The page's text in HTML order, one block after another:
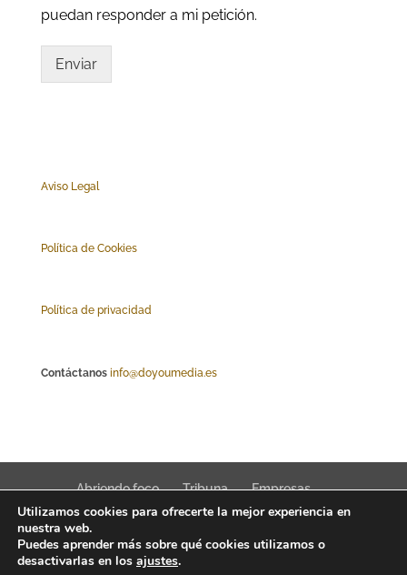
puedan responder a mi petición.
Enviar
Aviso Legal
Política de Cookies
Política de privacidad
Contáctanos info@doyoumedia.es
Abriendo foco Tribuna
Empresas
Actualidad
Innovación Tendencias
Utilizamos cookies para ofrecerte la mejor experiencia en
nuestra web.
Puedes aprender más sobre qué cookies utilizamos o
desactivarlas en los ajustes.